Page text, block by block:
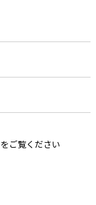
をご覧ください